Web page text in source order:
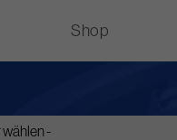
Shop